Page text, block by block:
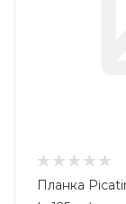
Планка